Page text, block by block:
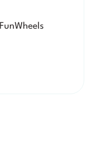
FunWheels